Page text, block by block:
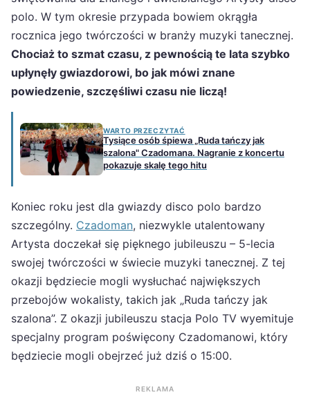
polo. W tym okresie przypada bowiem okrągła
rocznica jego twórczości w branży muzyki tanecznej.
Chociaż to szmat czasu, z pewnością te lata szybko
upłynęły gwiazdorowi, bo jak mówi znane
powiedzenie, szczęśliwi czasu nie liczą!
WARTO PRZECZYTAĆ
Tysiące osób śpiewa „Ruda tańczy jak
szalona" Czadomana. Nagranie z koncertu
pokazuje skalę tego hitu
Koniec roku jest dla gwiazdy disco polo bardzo
szczególny. Czadoman, niezwykle utalentowany
Artysta doczekał się pięknego jubileuszu – 5-lecia
swojej twórczości w świecie muzyki tanecznej. Z tej
okazji będziecie mogli wysłuchać największych
przebojów wokalisty, takich jak „Ruda tańczy jak
szalona”. Z okazji jubileuszu stacja Polo TV wyemituje
specjalny program poświęcony Czadomanowi, który
będziecie mogli obejrzeć już dziś o 15:00.
REKLAMA